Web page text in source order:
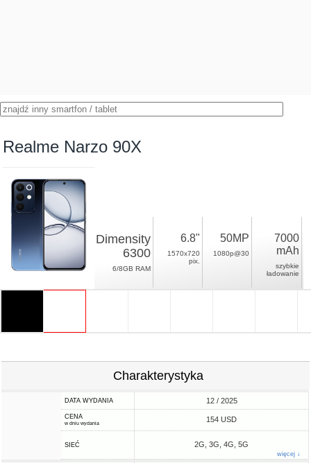
Realme Narzo 90X
Dimensity
6300
6/8GB RAM
6.8"
1570x720
pix.
50MP
1080p@30
7000
mAh
szybkie
ładowanie
Charakterystyka
DATA WYDANIA 12 / 2025
CENA
w dniu wydania 154 USD
SIEĆ 2G, 3G, 4G, 5G
więcej ↓